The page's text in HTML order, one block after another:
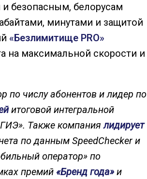
безопасным, белорусам
минутами и защитой
«Безлимитище PRO»
на максимальной скорости и
по числу абонентов и лидер по
итоговой интегральной
Также компаниялидирует
по данным SpeedChecker и
оператор» по
премий «Бренд года»и